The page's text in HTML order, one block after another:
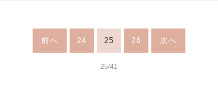
前へ 24 25 26 次へ
25/41